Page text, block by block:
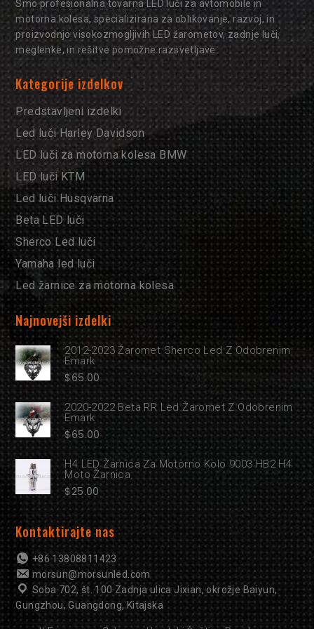
Smo profesionalna tovarna LED luči za avtomobile in
motorna kolesa, specializirana za oblikovanje, razvoj, in
proizvodnjo visokozmogljivih LED žarometov, zadnje luči,
meglenke, in rešitve pomožne razsvetljave.
Kategorije izdelkov
Predstavljeni izdelki
Led luči Harley Davidson
LED luči za motorna kolesa BMW
LED luči KTM
Led luči Husqvarna
Beta LED luči
Sherco Led luči
Yamaha led luči
Led žarnice za motorna kolesa
Najnovejši izdelki
2012-2023 Žaromet Sherco Led Z Odobrenim
Emark
$65.00
2020-2022 Beta RR Led Žaromet Z Odobrenim
Emark
$65.00
H4 LED Žarnica Za Motorno Kolo 9003 HB2 H4
Moto Žarnica
$25.00
Kontaktirajte nas
+86 13808811423
morsun@morsunled.com
Soba 702, št. 100 Zadnja ulica Jixian, okrožje Baiyun,
Gungzhou, Guangdong, Kitajska